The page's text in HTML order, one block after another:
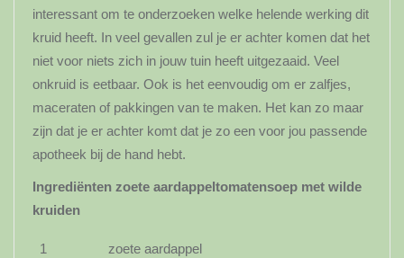
interessant om te onderzoeken welke helende werking dit
kruid heeft. In veel gevallen zul je er achter komen dat het
niet voor niets zich in jouw tuin heeft uitgezaaid. Veel
onkruid is eetbaar. Ook is het eenvoudig om er zalfjes,
maceraten of pakkingen van te maken. Het kan zo maar
zijn dat je er achter komt dat je zo een voor jou passende
apotheek bij de hand hebt.
Ingrediënten zoete aardappeltomatensoep met wilde
kruiden
1 zoete aardappel